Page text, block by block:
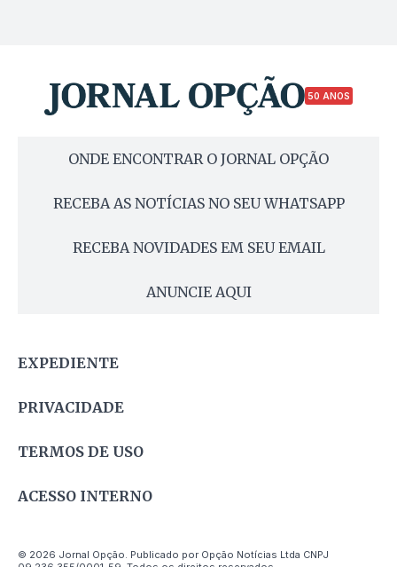
50 ANOS
ONDE ENCONTRAR O JORNAL OPÇÃO
RECEBA AS NOTÍCIAS NO SEU WHATSAPP
RECEBA NOVIDADES EM SEU EMAIL
ANUNCIE AQUI
EXPEDIENTE
PRIVACIDADE
TERMOS DE USO
ACESSO INTERNO
© 2026 Jornal Opção. Publicado por Opção Notícias Ltda CNPJ